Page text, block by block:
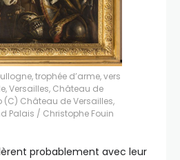
trophée d’arme, vers
Versailles, Château de
(C) Château de Versailles,
Palais / Christophe Fouin
probablement avec leur